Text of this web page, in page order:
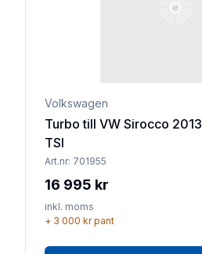
Volkswagen
Turbo till VW Sirocco
TSI
Art.nr: 701955
16 995 kr
inkl. moms
+ 3 000 krpant